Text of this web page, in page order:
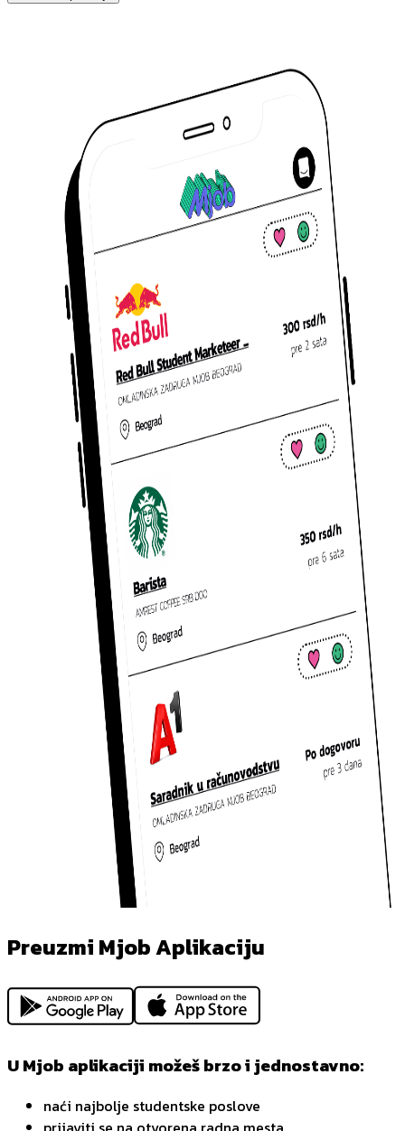
Preuzmi Mjob Aplikaciju
U Mjob aplikaciji možeš brzo i jednostavno:
naći najbolje studentske poslove